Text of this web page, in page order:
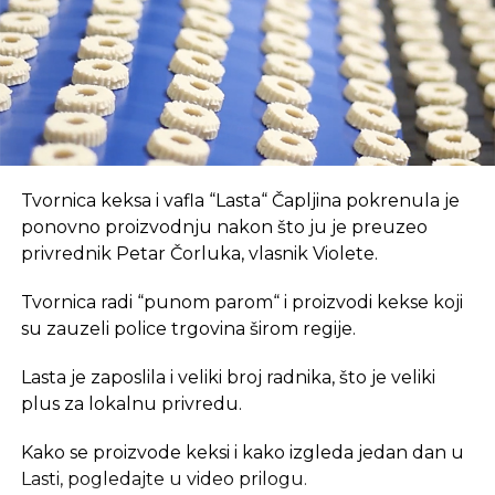
NE PROPUSTITE
13. runda pregovora o trgovinskom
sporazumu EU i SAD
REKLAMA
U coworking prostoru, radnici su okruženi sličnim
profesionalcima, što potiče produktivnost i radnu
atmosferu koju je teško postići u kućnom
Dodatna prednost coworkinga je umrežavanje i
prostoru omogućava razmjenu ideja, kontakata i
suradnji, čime coworking prostor postaje inkubator
Također, prisutnost digitalnih nomada u coworking
Tvornica keksa i vafla “Lasta“ Čapljina pokrenula je
ponovno proizvodnju nakon što ju je preuzeo
privrednik Petar Čorluka, vlasnik Violete.
Tvornica radi “punom parom“ i proizvodi kekse koji
su zauzeli police trgovina širom regije.
Lasta je zaposlila i veliki broj radnika, što je veliki
plus za lokalnu privredu.
Kako se proizvode keksi i kako izgleda jedan dan u
Lasti, pogledajte u video prilogu.